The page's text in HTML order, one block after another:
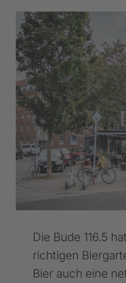
Die Bude 116.5
richtigen
Bier auch eine